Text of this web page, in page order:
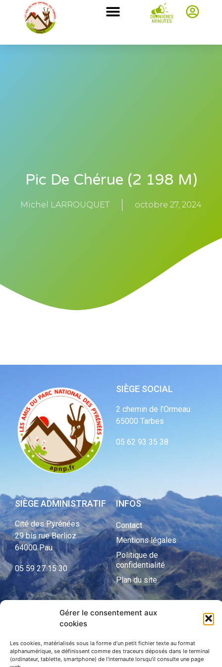
Gérer le consentement aux
cookies
Les cookies, matérialisés sous la forme d’un petit fichier texte au format
alphanumérique, se définissent comme des traceurs déposés dans le terminal
(ordinateur, tablette, smartphone) de l’internaute lorsqu’il consulte une page
DERNIÈRES
MINUTES
Pic De Chérue (2 198 M)
Michel LARROUQUET octobre 27, 2024
SIÈGE SOCIAL
2 chemin de l’Ormeau
65000 Tarbes
05 62 93 35 38
SIÈGE ADMINISTRATIF
Cité des Pyrénées
29 bis rue Berlioz
64000 Pau
05 59 27 15 30
INFOS
Contact
Mentions légales
Politique de
confidentialité
Plan du site
Parc national des Pyrénées